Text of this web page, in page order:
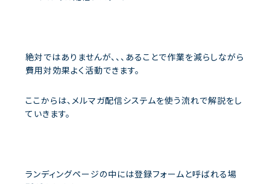
絶対ではありませんが、、、あることで作業を減らしながら
費用対効果よく活動できます。
ここからは、メルマガ配信システムを使う流れで解説をし
ていきます。
ランディングページの中には登録フォームと呼ばれる場